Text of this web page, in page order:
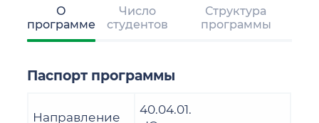
О
программе
Число
студентов
Структура
программы
Паспорт программы
Направление
40.04.01.